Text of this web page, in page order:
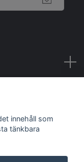
innehåll som
tänkbara